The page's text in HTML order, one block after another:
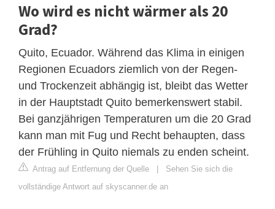
Wo wird es nicht wärmer als 20
Grad?
Quito, Ecuador. Während das Klima in einigen
Regionen Ecuadors ziemlich von der Regen-
und Trockenzeit abhängig ist, bleibt das Wetter
in der Hauptstadt Quito bemerkenswert stabil.
Bei ganzjährigen Temperaturen um die 20 Grad
kann man mit Fug und Recht behaupten, dass
der Frühling in Quito niemals zu enden scheint.
Antrag auf Entfernung der Quelle | Sehen Sie sich die
vollständige Antwort auf skyscanner.de an